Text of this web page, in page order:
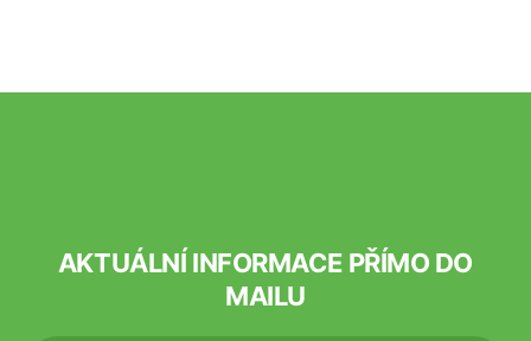
AKTUÁLNÍ INFORMACE PŘÍMO DO
MAILU